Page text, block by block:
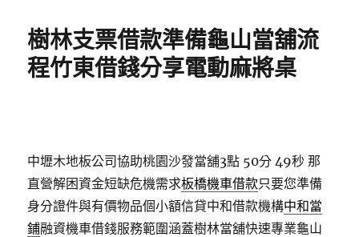
樹林支票借款準備龜山當舖流
程竹東借錢分享電動麻將桌
中壢木地板公司協助桃園沙發當舖3點 50分 49秒 那
直營解困資金短缺危機需求板橋機車借款只要您準備
身分證件與有價物品個小額信貸中和借款機構中和當
鋪融資機車借錢服務範圍涵蓋樹林當舖快速專業龜山